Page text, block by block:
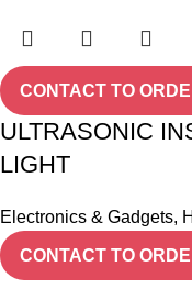
CONTACT TO
ULTRASONIC
LIGHT
Electronics & Gadgets,
CONTACT TO